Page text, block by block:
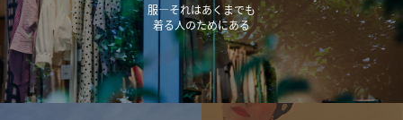
服―それはあくまでも
着る人のためにある